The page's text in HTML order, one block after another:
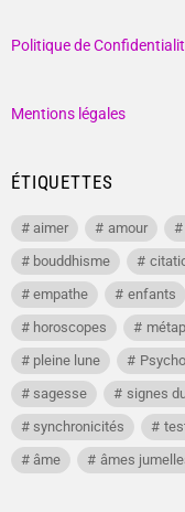
Politique de
Mentions légales
ÉTIQUETTES
aimer amour
bouddhisme
empathe
enfants
horoscopes
pleine lune
sagesse
signes
synchronicités
âme
âmes